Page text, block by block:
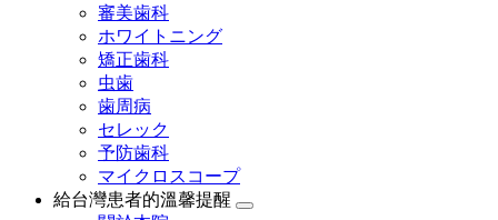
審美歯科
ホワイトニング
矯正歯科
虫歯
歯周病
セレック
予防歯科
マイクロスコープ
給台灣患者的溫馨提醒